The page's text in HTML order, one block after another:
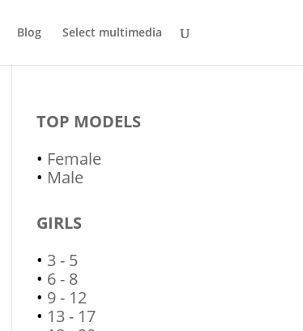
Blog Select multimedia
TOP MODELS
• Female
• Male
GIRLS
• 3 - 5
• 6 - 8
• 9 - 12
• 13 - 17